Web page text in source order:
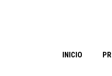
INICIO